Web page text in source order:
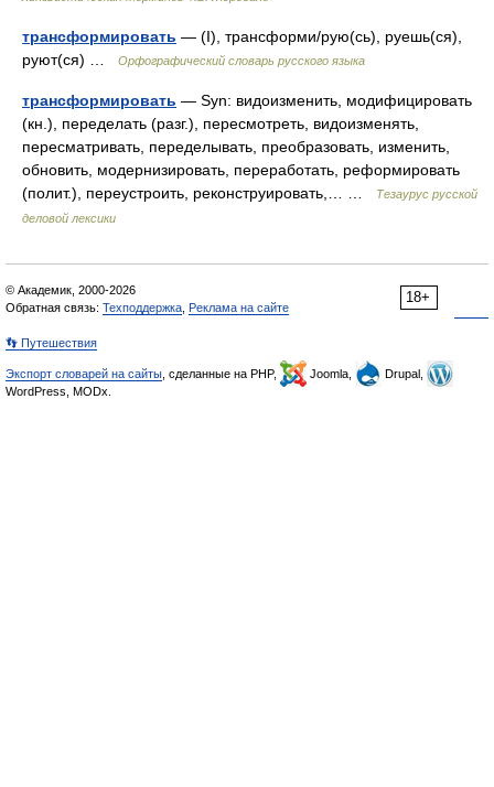
трансформировать — (I), трансформи/рую(сь), руешь(ся),
руют(ся) …
Орфографический словарь русского языка
трансформировать — Syn: видоизменить, модифицировать
(кн.), переделать (разг.), пересмотреть, видоизменять,
пересматривать, переделывать, преобразовать, изменить,
обновить, модернизировать, переработать, реформировать
(полит.), переустроить, реконструировать,… …
Тезаурус русской
деловой лексики
18+
© Академик, 2000-2026
Обратная связь: Техподдержка Реклама на сайте
👣 Путешествия
Экспорт словарей на сайты , сделанные на PHP, Joomla,
Drupal,
WordPress, MODx.